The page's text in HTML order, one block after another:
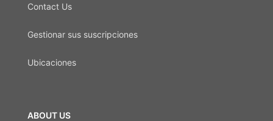
Contact Us
Gestionar sus suscripciones
Ubicaciones
ABOUT US